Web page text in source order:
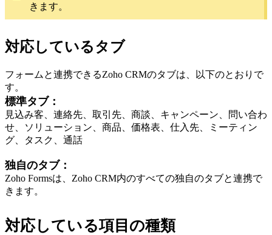
きます。
対応しているタブ
フォームと連携できるZoho CRMのタブは、以下のとおりで
す。
標準タブ：
見込み客、連絡先、取引先、商談、キャンペーン、問い合わ
せ、ソリューション、商品、価格表、仕入先、ミーティン
グ、タスク、通話
独自のタブ：
Zoho Formsは、Zoho CRM内のすべての独自のタブと連携で
きます。
対応している項目の種類